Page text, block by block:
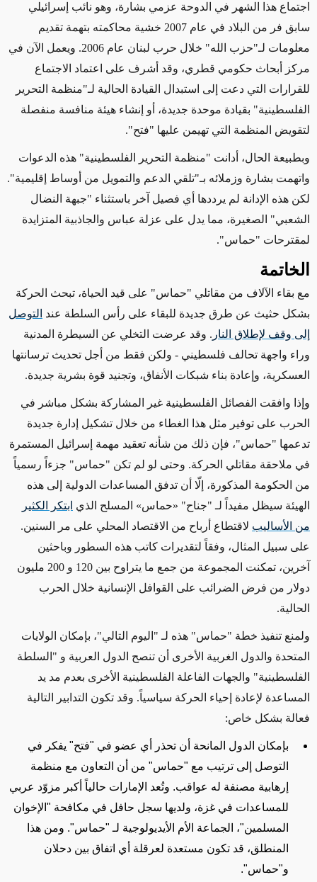
اجتماع هذا الشهر في الدوحة عزمي بشارة، وهو نائب إسرائيلي
سابق فر من البلاد في عام 2007 خشية محاكمته بتهمة تقديم
معلومات لـ"حزب الله" خلال حرب لبنان عام 2006. ويعمل الآن في
مركز أبحاث حكومي قطري، وقد أشرف على اعتماد الاجتماع
للقرارات التي دعت إلى استبدال القيادة الحالية لـ"منظمة التحرير
الفلسطينية" بقيادة موحدة جديدة، أو إنشاء هيئة منافسة منفصلة
لتقويض المنظمة التي تهيمن عليها "فتح".
وبطبيعة الحال، أدانت "منظمة التحرير الفلسطينية" هذه الدعوات
واتهمت بشارة وزملائه بـ"تلقي الدعم والتمويل من أوساط إقليمية".
لكن هذه الإدانة لم يرددها أي فصيل آخر باستثناء "جبهة النضال
الشعبي" الصغيرة، مما يدل على عزلة عباس والجاذبية المتزايدة
لمقترحات "حماس".
الخاتمة
مع بقاء الآلاف من مقاتلي "حماس" على قيد الحياة، تبحث الحركة
بشكل حثيث عن طرق جديدة للبقاء على رأس السلطة عند التوصل
إلى وقف لإطلاق النار . وقد عرضت التخلي عن السيطرة المدنية
وراء واجهة تحالف فلسطيني - ولكن فقط من أجل تحديث ترسانتها
العسكرية، وإعادة بناء شبكات الأنفاق، وتجنيد قوة بشرية جديدة.
وإذا وافقت الفصائل الفلسطينية غير المشاركة بشكل مباشر في
الحرب على توفير مثل هذا الغطاء من خلال تشكيل إدارة جديدة
تدعمها "حماس"، فإن ذلك من شأنه تعقيد مهمة إسرائيل المستمرة
في ملاحقة مقاتلي الحركة. وحتى لو لم تكن "حماس" جزءاً رسمياً
من الحكومة المذكورة، إلّا أن تدفق المساعدات الدولية إلى هذه
الهيئة سيظل مفيداً لـ "جناح" «حماس» المسلح الذي ابتكر الكثير
من الأساليب لاقتطاع أرباح من الاقتصاد المحلي على مر السنين.
على سبيل المثال، وفقاً لتقديرات كاتب هذه السطور وباحثين
آخرين، تمكنت المجموعة من جمع ما يتراوح بين 120 و 200 مليون
دولار من فرض الضرائب على القوافل الإنسانية خلال الحرب
الحالية.
ولمنع تنفيذ خطة "حماس" هذه لـ "اليوم التالي"، بإمكان الولايات
المتحدة والدول الغربية الأخرى أن تنصح الدول العربية و "السلطة
الفلسطينية" والجهات الفاعلة الفلسطينية الأخرى بعدم مد يد
المساعدة لإعادة إحياء الحركة سياسياً. وقد تكون التدابير التالية
فعالة بشكل خاص:
بإمكان الدول المانحة أن تحذر أي عضو في "فتح" يفكر في
التوصل إلى ترتيب مع "حماس" من أن التعاون مع منظمة
إرهابية مصنفة له عواقب. وتُعد الإمارات حالياً أكبر مزوّد عربي
للمساعدات في غزة، ولديها سجل حافل في مكافحة "الإخوان
المسلمين"، الجماعة الأم الأيديولوجية لـ "حماس". ومن هذا
المنطلق، قد تكون مستعدة لعرقلة أي اتفاق بين دحلان
و"حماس".